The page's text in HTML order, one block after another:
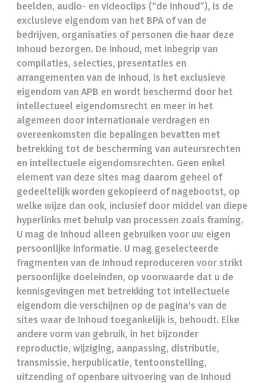
beelden, audio- en videoclips (“de Inhoud”), is de
exclusieve eigendom van het BPA of van de
bedrijven, organisaties of personen die haar deze
Inhoud bezorgen. De Inhoud, met inbegrip van
compilaties, selecties, presentaties en
arrangementen van de Inhoud, is het exclusieve
eigendom van APB en wordt beschermd door het
intellectueel eigendomsrecht en meer in het
algemeen door internationale verdragen en
overeenkomsten die bepalingen bevatten met
betrekking tot de bescherming van auteursrechten
en intellectuele eigendomsrechten. Geen enkel
element van deze sites mag daarom geheel of
gedeeltelijk worden gekopieerd of nagebootst, op
welke wijze dan ook, inclusief door middel van diepe
hyperlinks met behulp van processen zoals framing.
U mag de Inhoud alleen gebruiken voor uw eigen
persoonlijke informatie. U mag geselecteerde
fragmenten van de Inhoud reproduceren voor strikt
persoonlijke doeleinden, op voorwaarde dat u de
kennisgevingen met betrekking tot intellectuele
eigendom die verschijnen op de pagina's van de
sites waar de Inhoud toegankelijk is, behoudt. Elke
andere vorm van gebruik, in het bijzonder
reproductie, wijziging, aanpassing, distributie,
transmissie, herpublicatie, tentoonstelling,
uitzending of openbare uitvoering van de Inhoud